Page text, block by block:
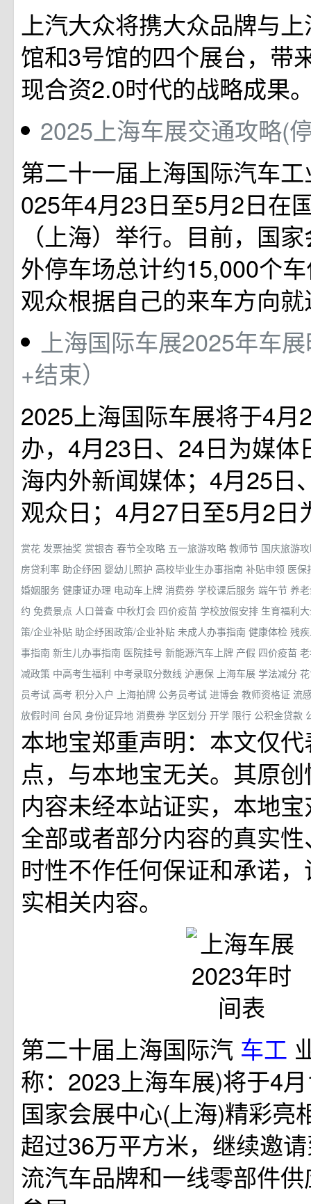
上汽大众将携大众品牌与
馆和3号馆的四个展台，带
现合资2.0时代的战略成果
2025上海车展交通攻略(
第二十一届上海国际汽车
025年4月23日至5月2日在
（上海）举行。目前，国
外停车场总计约15,000个
观众根据自己的来车方向
上海国际车展2025年车
+结束）
2025上海国际车展将于4月
办，4月23日、24日为媒体
海内外新闻媒体；4月25日
观众日；4月27日至5月2日
赏花 发票抽奖 赏银杏 春节全攻略 五一旅游攻略 教师节 国庆旅游
房贷利率 助企纾困 婴幼儿照护 高校毕业生办事指南 补贴申领 医
婚姻服务 健康证办理 电动车上牌 消费券 学校课后服务 端午节 养
约 免费景点 人口普查 中秋灯会 四价疫苗 学校放假安排 生育福利
策/企业补贴 助企纾困政策/企业补贴 未成人办事指南 健康体检 残
事指南 新生儿办事指南 医院挂号 新能源汽车上牌 产假 四价疫苗
减政策 中高考生福利 中考录取分数线 沪惠保 上海车展 学法减分
员考试 高考 积分入户 上海拍牌 公务员考试 进博会 教师资格证 流
放假时间 台风 身份证异地 消费券 学区划分 开学 限行 公积金贷款
本地宝郑重声明：本文仅
点，与本地宝无关。其原
内容未经本站证实，本地
全部或者部分内容的真实
时性不作任何保证和承诺
实相关内容。
第二十届上海国际汽 车工
称：2023上海车展)将于4
国家会展中心(上海)精彩亮
超过36万平方米，继续邀
流汽车品牌和一线零部件